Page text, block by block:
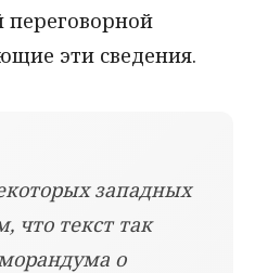
переговорной
эти сведения.
западных
что текст так
о